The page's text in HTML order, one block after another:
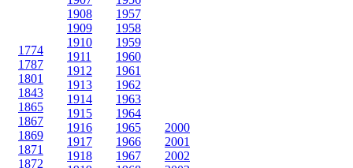
1774
1787
1801
1843
1865
1867
1869
1871
1872
1908
1909
1910
1911
1912
1913
1914
1915
1916
1917
1918
1957
1958
1959
1960
1961
1962
1963
1964
1965
1966
1967
2000
2001
2002